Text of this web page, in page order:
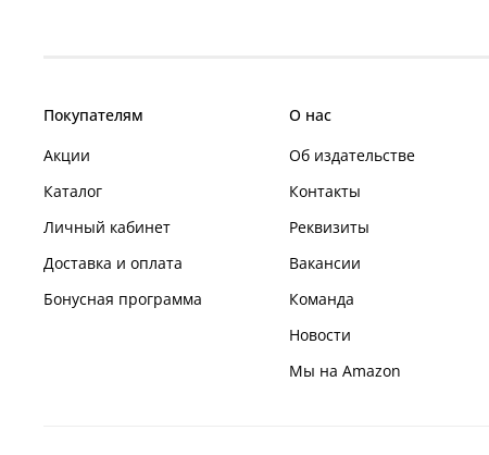
Покупателям
Акции
Каталог
Личный кабинет
Доставка и оплата
Бонусная программа
О нас
Об издательстве
Контакты
Реквизиты
Вакансии
Команда
Новости
Мы на Amazon